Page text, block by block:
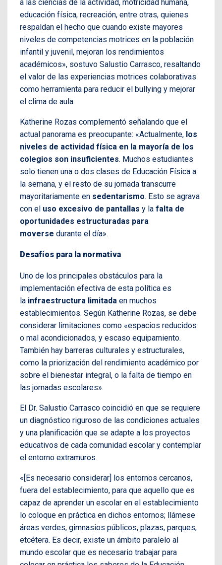
a las ciencias de la actividad, motricidad humana,
educación física, recreación, entre otras, quienes
respaldan el hecho que cuando existe mayores
niveles de competencias motrices en la población
infantil y juvenil, mejoran los rendimientos
académicos», sostuvo Salustio Carrasco, resaltando
el valor de las experiencias motrices colaborativas
como herramienta para reducir el bullying y mejorar
el clima de aula.
Katherine Rozas complementó señalando que el
actual panorama es preocupante: «Actualmente, los
niveles de actividad física en la mayoría de los
colegios son insuficientes. Muchos estudiantes
solo tienen una o dos clases de Educación Física a
la semana, y el resto de su jornada transcurre
mayoritariamente en sedentarismo. Esto se agrava
con el uso excesivo de pantallas y la falta de
oportunidades estructuradas para
moverse durante el día».
Desafíos para la normativa
Uno de los principales obstáculos para la
implementación efectiva de esta política es
la infraestructura limitada en muchos
establecimientos. Según Katherine Rozas, se debe
considerar limitaciones como «espacios reducidos
o mal acondicionados, y escaso equipamiento.
También hay barreras culturales y estructurales,
como la priorización del rendimiento académico por
sobre el bienestar integral, o la falta de tiempo en
las jornadas escolares».
El Dr. Salustio Carrasco coincidió en que se requiere
un diagnóstico riguroso de las condiciones actuales
y una planificación que se adapte a los proyectos
educativos de cada comunidad escolar y contemplar
el entorno extramuros.
«[Es necesario considerar] los entornos cercanos,
fuera del establecimiento, para que aquello que es
capaz de aprender un escolar en el establecimiento
lo coloque en práctica en dichos entornos; llámese
áreas verdes, gimnasios públicos, plazas, parques,
etcétera. Es decir, existe un ámbito paralelo al
mundo escolar que es necesario trabajar para